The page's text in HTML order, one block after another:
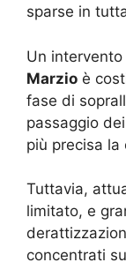
sparse in
Un intervento
Marzio è
fase di
passaggio
più precisa la
Tuttavia,
limitato, e
concentrati